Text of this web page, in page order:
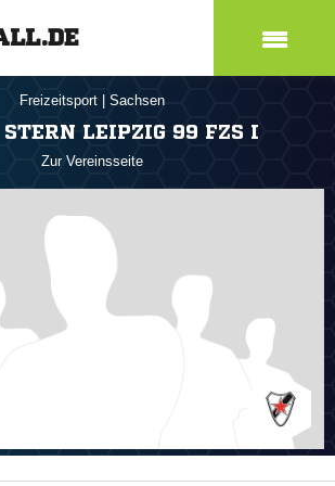
Freizeitsport Sachsen
STERN LEIPZIG 99 FZS I
Zur Vereinsseite